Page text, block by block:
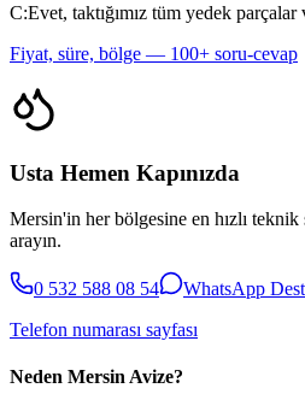
C:Evet, taktığımız tüm yedek
Fiyat, süre, bölge — 100+ soru-cevap
Usta Hemen Kapınızda
Mersin'in her bölgesine en hızlı
arayın.
0 532 588 08 54
WhatsApp
Telefon numarası sayfası
Neden Mersin Avize?